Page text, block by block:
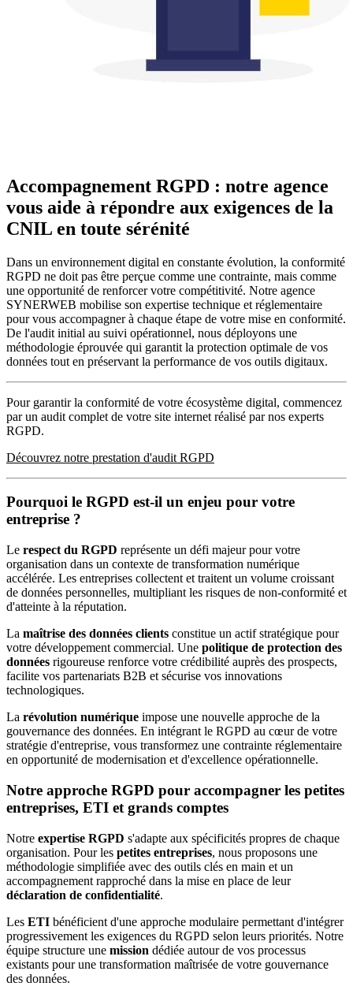
Accompagnement RGPD : notre agence
vous aide à répondre aux exigences de la
CNIL en toute sérénité
Dans un environnement digital en constante évolution, la conformité
RGPD ne doit pas être perçue comme une contrainte, mais comme
une opportunité de renforcer votre compétitivité. Notre agence
SYNERWEB mobilise son expertise technique et réglementaire
pour vous accompagner à chaque étape de votre mise en conformité.
De l'audit initial au suivi opérationnel, nous déployons une
méthodologie éprouvée qui garantit la protection optimale de vos
données tout en préservant la performance de vos outils digitaux.
Pour garantir la conformité de votre écosystème digital, commencez
par un audit complet de votre site internet réalisé par nos experts
RGPD.
Découvrez notre prestation d'audit RGPD
Pourquoi le RGPD est-il un enjeu pour votre
entreprise ?
Le respect du RGPD représente un défi majeur pour votre
organisation dans un contexte de transformation numérique
accélérée. Les entreprises collectent et traitent un volume croissant
de données personnelles, multipliant les risques de non-conformité et
d'atteinte à la réputation.
La maîtrise des données clients constitue un actif stratégique pour
votre développement commercial. Une politique de protection des
données rigoureuse renforce votre crédibilité auprès des prospects,
facilite vos partenariats B2B et sécurise vos innovations
technologiques.
La révolution numérique impose une nouvelle approche de la
gouvernance des données. En intégrant le RGPD au cœur de votre
stratégie d'entreprise, vous transformez une contrainte réglementaire
en opportunité de modernisation et d'excellence opérationnelle.
Notre approche RGPD pour accompagner les petites
entreprises, ETI et grands comptes
Notre expertise RGPD s'adapte aux spécificités propres de chaque
organisation. Pour les petites entreprises, nous proposons une
méthodologie simplifiée avec des outils clés en main et un
accompagnement rapproché dans la mise en place de leur
déclaration de confidentialité.
Les ETI bénéficient d'une approche modulaire permettant d'intégrer
progressivement les exigences du RGPD selon leurs priorités. Notre
équipe structure une mission dédiée autour de vos processus
existants pour une transformation maîtrisée de votre gouvernance
des données.